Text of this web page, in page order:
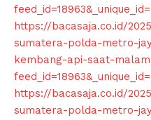
https://bacasaja.co.id/
sumatera-polda-metro-
kembang-api-saat-
https://bacasaja.co.id/
sumatera-polda-metro-